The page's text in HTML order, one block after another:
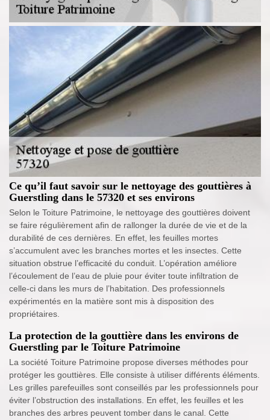
Ce qu’il faut savoir sur le nettoyage des gouttières à
Guerstling dans le 57320 et ses environs
Selon le Toiture Patrimoine, le nettoyage des gouttières doivent
se faire régulièrement afin de rallonger la durée de vie et de la
durabilité de ces dernières. En effet, les feuilles mortes
s’accumulent avec les branches mortes et les insectes. Cette
situation obstrue l’efficacité du conduit. L’opération améliore
l’écoulement de l’eau de pluie pour éviter toute infiltration de
celle-ci dans les murs de l’habitation. Des professionnels
expérimentés en la matière sont mis à disposition des
propriétaires.
La protection de la gouttière dans les environs de
Guerstling par le Toiture Patrimoine
La société Toiture Patrimoine propose diverses méthodes pour
protéger les gouttières. Elle consiste à utiliser différents éléments.
Les grilles parefeuilles sont conseillés par les professionnels pour
éviter l’obstruction des installations. En effet, les feuilles et les
branches des arbres peuvent tomber dans le canal. Cette